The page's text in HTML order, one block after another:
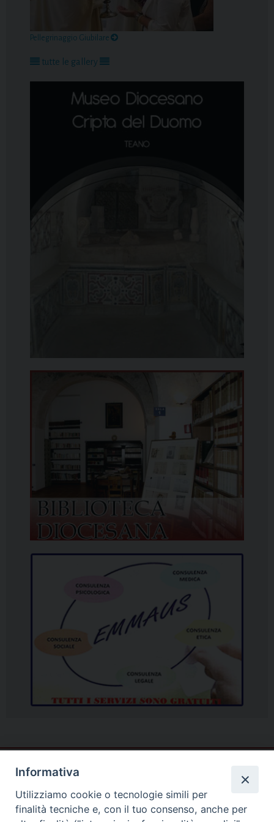
Pellegrinaggio Giubilare
tutte le gallery
Informativa
Utilizziamo cookie o tecnologie simili per
finalità tecniche e, con il tuo consenso, anche per